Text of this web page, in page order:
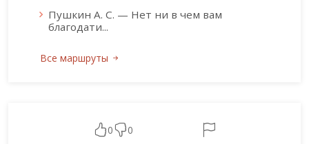
Пушкин А. С. — Нет ни в чем вам
благодати...
Все маршруты
0 0